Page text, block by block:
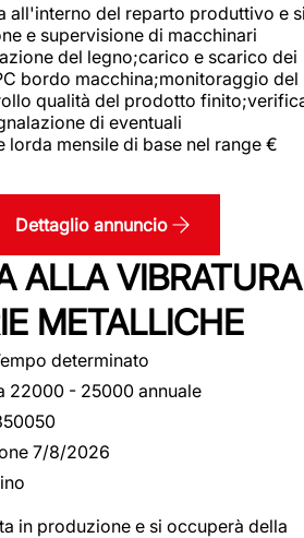
all'interno del reparto produttivo e
e supervisione di macchinari
del legno;carico e scarico dei
bordo macchina;monitoraggio del
qualità del prodotto
di eventuali
lorda mensile di base nel range €
Dettaglio annuncio
ALLA VIBRATURA
METALLICHE
determinato
22000 - 25000 annuale
7/8/2026
in produzione e si occuperà della